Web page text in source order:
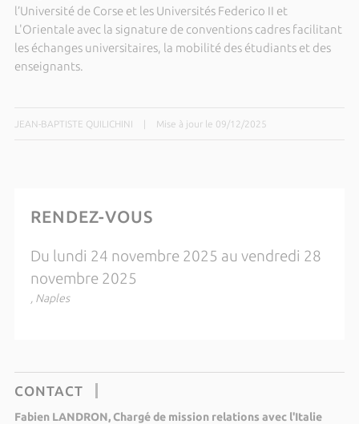
l’Université de Corse et les Universités Federico II et
L'Orientale avec la signature de conventions cadres facilitant
les échanges universitaires, la mobilité des étudiants et des
enseignants.
JEAN-BAPTISTE QUILICHINI Mise à jour le 09/12/2025
RENDEZ-VOUS
Du lundi 24 novembre 2025 au vendredi 28
novembre 2025
, Naples
CONTACT
Fabien LANDRON, Chargé de mission relations avec l'Italie